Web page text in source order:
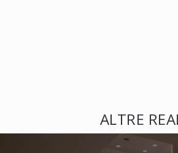
ALTRE